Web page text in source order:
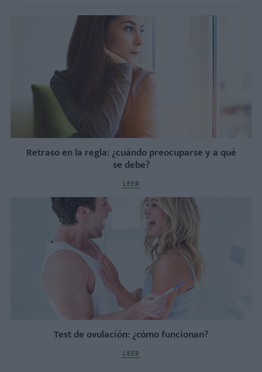
Retraso en la regla: ¿cuándo preocuparse y a qué
se debe?
LEER
Test de ovulación: ¿cómo funcionan?
LEER